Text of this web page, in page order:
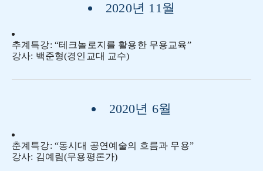
2020년 11월
추계특강: “테크놀로지를 활용한 무용교육”
강사: 백준형(경인교대 교수)
2020년 6월
춘계특강: “동시대 공연예술의 흐름과 무용”
강사: 김예림(무용평론가)